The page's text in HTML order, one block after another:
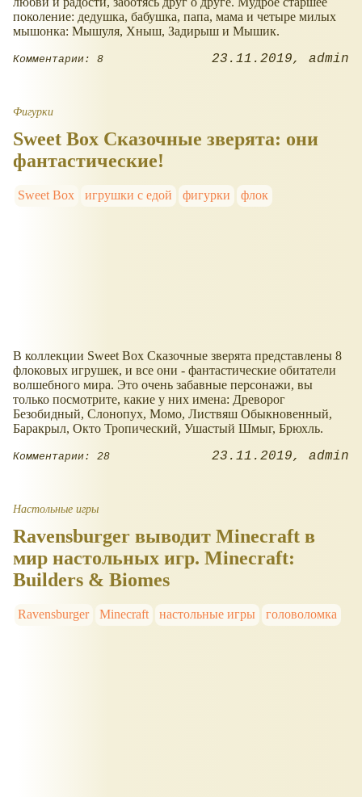
поколение: дедушка, бабушка, папа, мама и четыре милых
мышонка: Мышуля, Хныш, Задирыш и Мышик.
Комментарии: 8 23.11.2019 admin
Фигурки
Sweet Box Сказочные зверята: они
фантастические!
Sweet Box игрушки с едой фигурки флок
В коллекции Sweet Box Сказочные зверята представлены 8
флоковых игрушек, и все они - фантастические обитатели
волшебного мира. Это очень забавные персонажи, вы
только посмотрите, какие у них имена: Древорог
Безобидный, Слонопух, Момо, Листвяш Обыкновенный,
Баракрыл, Окто Тропический, Ушастый Шмыг, Брюхль.
Комментарии: 28 23.11.2019 admin
Настольные игры
Ravensburger выводит Minecraft в
мир настольных игр. Minecraft:
Builders & Biomes
Ravensburger Minecraft настольные игры головоломка